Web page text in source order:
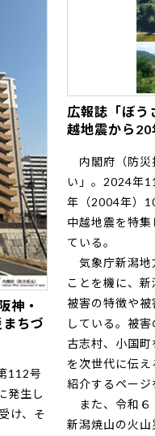
神・
ちづ
112号
発生し
け、そ
広報誌「ぼ
越地震から
内閣府（防災
い」。2024年
年（2004年）
中越地震を特
ている。
気象庁新潟地
ことを機に、
被害の特徴や
している。被
古志村、小国
を次世代に伝
紹介するページ
また、令和６
新潟焼山の火